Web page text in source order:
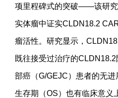
项里程碑式的突破——该研究
实体瘤中证实CLDN18.2
瘤活性。研究显示，
既往接受过治疗的
部癌（G/GEJC）患者的无
生存期（OS）也有临床意义